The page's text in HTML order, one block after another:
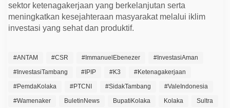
sektor ketenagakerjaan yang berkelanjutan serta
meningkatkan kesejahteraan masyarakat melalui iklim
investasi yang sehat dan produktif.
#ANTAM #CSR #ImmanuelEbenezer
#InvestasiAman
#InvestasiTambang
#IPIP #K3
#Ketenagakerjaan
#PemdaKolaka
#PTCNI #SidakTambang
#ValeIndonesia
#Wamenaker
BuletinNews BupatiKolaka Kolaka
Sultra